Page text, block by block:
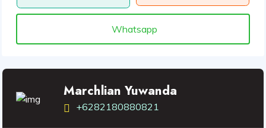
Whatsapp
Marchlian Yuwanda
+6282180880821